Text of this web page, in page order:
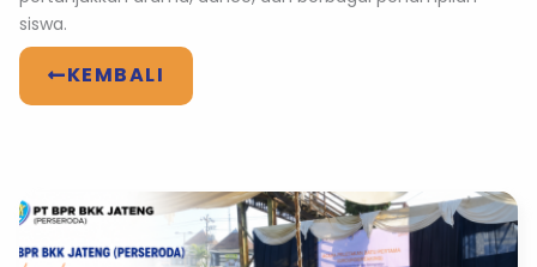
siswa.
KEMBALI